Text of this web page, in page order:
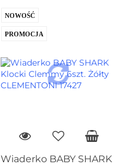
NOWOŚĆ
PROMOCJA
Wiaderko BABY SHARK